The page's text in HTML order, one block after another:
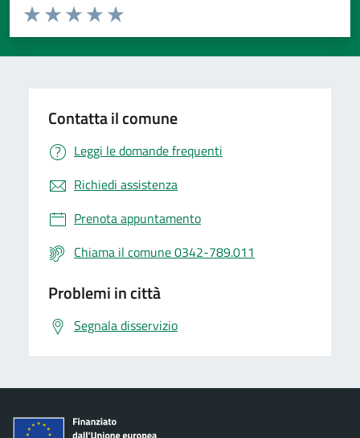
Valuta da 1 a 5 stelle la pagina
Valuta 5 stelle su 5
Valuta 4 stelle su 5
Valuta 3 stelle su 5
Valuta 2 stelle su 5
Valuta 1 stelle su 5
Contatta il comune
Leggi le domande frequenti
Richiedi assistenza
Prenota appuntamento
Chiama il comune 0342-789.011
Problemi in città
Segnala disservizio